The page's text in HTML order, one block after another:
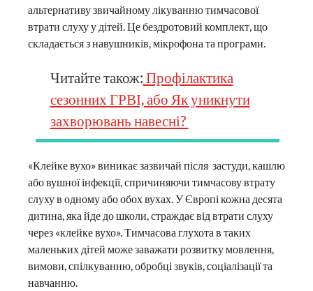
альтернативу звичайному лікуванню тимчасової
втрати слуху у дітей. Це бездротовий комплект, що
складається з навушників, мікрофона та програми.
Читайте також: Профілактика
сезонних ГРВІ, або Як уникнути
захворювань навесні?
«Клейке вухо» виникає зазвичай після застуди, кашлю
або вушної інфекції, спричиняючи тимчасову втрату
слуху в одному або обох вухах. У Європі кожна десята
дитина, яка йде до школи, страждає від втрати слуху
через «клейке вухо». Тимчасова глухота в таких
маленьких дітей може заважати розвитку мовлення,
вимови, спілкуванню, обробці звуків, соціалізації та
навчанню.